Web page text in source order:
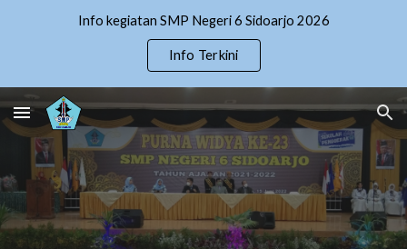
Skip to main content Skip to navigation
Info kegiatan SMP Negeri 6 Sidoarjo 2026
Info Terkini